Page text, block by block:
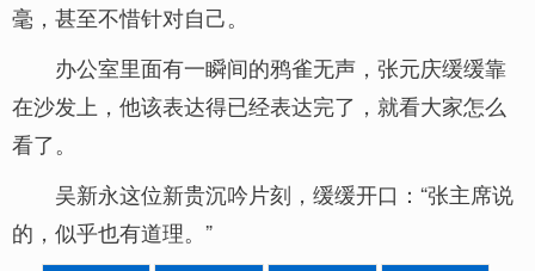
毫，甚至不惜针对自己。
办公室里面有一瞬间的鸦雀无声，张元庆缓缓靠
在沙发上，他该表达得已经表达完了，就看大家怎么
看了。
吴新永这位新贵沉吟片刻，缓缓开口：“张主席说
的，似乎也有道理。”